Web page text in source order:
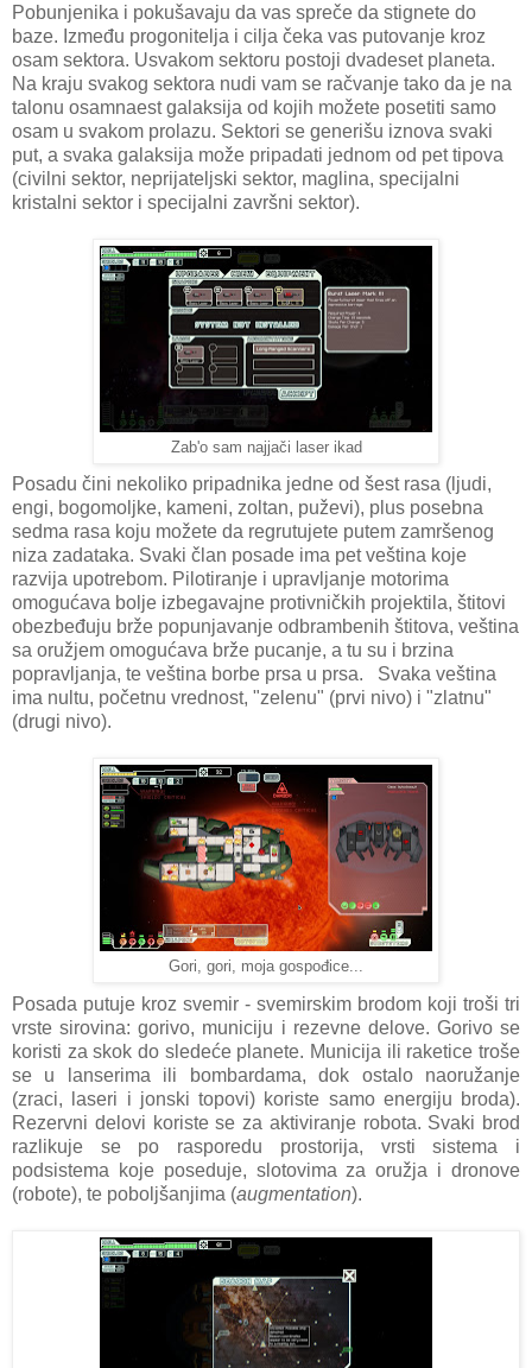
Pobunjenika i pokušavaju da vas spreče da stignete do
baze. Između progonitelja i cilja čeka vas putovanje kroz
osam sektora. Usvakom sektoru postoji dvadeset planeta.
Na kraju svakog sektora nudi vam se račvanje tako da je na
talonu osamnaest galaksija od kojih možete posetiti samo
osam u svakom prolazu. Sektori se generišu iznova svaki
put, a svaka galaksija može pripadati jednom od pet tipova
(civilni sektor, neprijateljski sektor, maglina, specijalni
kristalni sektor i specijalni završni sektor).
Zab'o sam najjači laser ikad
Posadu čini nekoliko pripadnika jedne od šest rasa (ljudi,
engi, bogomoljke, kameni, zoltan, puževi), plus posebna
sedma rasa koju možete da regrutujete putem zamršenog
niza zadataka. Svaki član posade ima pet veština koje
razvija upotrebom. Pilotiranje i upravljanje motorima
omogućava bolje izbegavajne protivničkih projektila, štitovi
obezbeđuju brže popunjavanje odbrambenih štitova, veština
sa oružjem omogućava brže pucanje, a tu su i brzina
popravljanja, te veština borbe prsa u prsa. Svaka veština
ima nultu, početnu vrednost, "zelenu" (prvi nivo) i "zlatnu"
(drugi nivo).
Gori, gori, moja gospođice...
Posada putuje kroz svemir - svemirskim brodom koji troši tri
vrste sirovina: gorivo, municiju i rezevne delove. Gorivo se
koristi za skok do sledeće planete. Municija ili raketice troše
se u lanserima ili bombardama, dok ostalo naoružanje
(zraci, laseri i jonski topovi) koriste samo energiju broda).
Rezervni delovi koriste se za aktiviranje robota. Svaki brod
razlikuje se po rasporedu prostorija, vrsti sistema i
podsistema koje poseduje, slotovima za oružja i dronove
(robote), te poboljšanjima (augmentation).